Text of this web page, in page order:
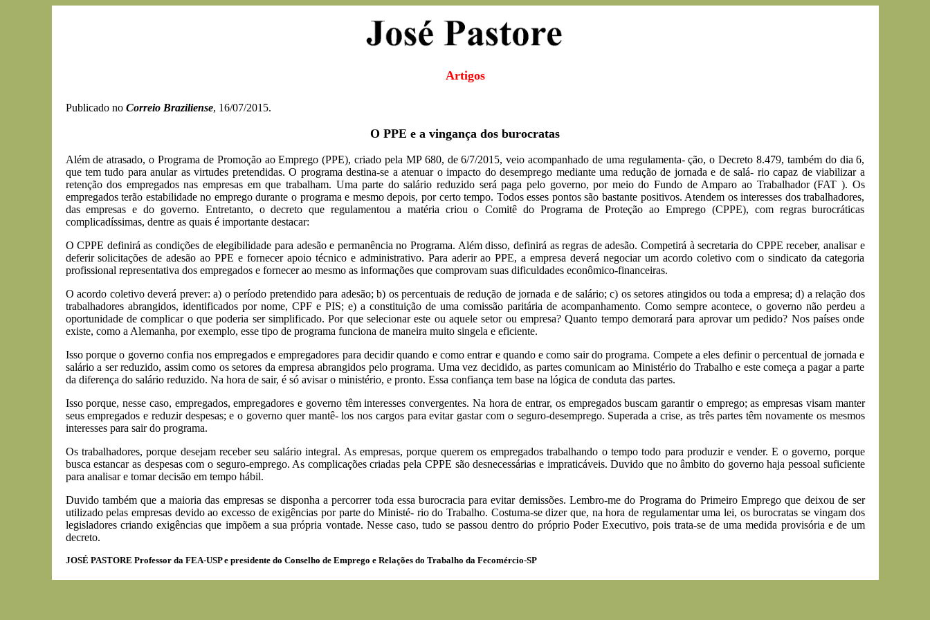
Artigos
Publicado no Correio Braziliense, 16/07/2015.
O PPE e a vingança dos burocratas
Além de atrasado, o Programa de Promoção ao Emprego (PPE), criado pela MP 680, de 6/7/2015, veio acompanhado de uma regulamenta- ção, o Decreto 8.479, também do dia 6,
que tem tudo para anular as virtudes pretendidas. O programa destina-se a atenuar o impacto do desemprego mediante uma redução de jornada e de salá- rio capaz de viabilizar a
retenção dos empregados nas empresas em que trabalham. Uma parte do salário reduzido será paga pelo governo, por meio do Fundo de Amparo ao Trabalhador (FAT ). Os
empregados terão estabilidade no emprego durante o programa e mesmo depois, por certo tempo. Todos esses pontos são bastante positivos. Atendem os interesses dos trabalhadores,
das empresas e do governo. Entretanto, o decreto que regulamentou a matéria criou o Comitê do Programa de Proteção ao Emprego (CPPE), com regras burocráticas
complicadíssimas, dentre as quais é importante destacar:
O CPPE definirá as condições de elegibilidade para adesão e permanência no Programa. Além disso, definirá as regras de adesão. Competirá à secretaria do CPPE receber, analisar e
deferir solicitações de adesão ao PPE e fornecer apoio técnico e administrativo. Para aderir ao PPE, a empresa deverá negociar um acordo coletivo com o sindicato da categoria
profissional representativa dos empregados e fornecer ao mesmo as informações que comprovam suas dificuldades econômico-financeiras.
O acordo coletivo deverá prever: a) o período pretendido para adesão; b) os percentuais de redução de jornada e de salário; c) os setores atingidos ou toda a empresa; d) a relação dos
trabalhadores abrangidos, identificados por nome, CPF e PIS; e) a constituição de uma comissão paritária de acompanhamento. Como sempre acontece, o governo não perdeu a
oportunidade de complicar o que poderia ser simplificado. Por que selecionar este ou aquele setor ou empresa? Quanto tempo demorará para aprovar um pedido? Nos países onde
existe, como a Alemanha, por exemplo, esse tipo de programa funciona de maneira muito singela e eficiente.
Isso porque o governo confia nos empregados e empregadores para decidir quando e como entrar e quando e como sair do programa. Compete a eles definir o percentual de jornada e
salário a ser reduzido, assim como os setores da empresa abrangidos pelo programa. Uma vez decidido, as partes comunicam ao Ministério do Trabalho e este começa a pagar a parte
da diferença do salário reduzido. Na hora de sair, é só avisar o ministério, e pronto. Essa confiança tem base na lógica de conduta das partes.
Isso porque, nesse caso, empregados, empregadores e governo têm interesses convergentes. Na hora de entrar, os empregados buscam garantir o emprego; as empresas visam manter
seus empregados e reduzir despesas; e o governo quer mantê- los nos cargos para evitar gastar com o seguro-desemprego. Superada a crise, as três partes têm novamente os mesmos
interesses para sair do programa.
Os trabalhadores, porque desejam receber seu salário integral. As empresas, porque querem os empregados trabalhando o tempo todo para produzir e vender. E o governo, porque
busca estancar as despesas com o seguro-emprego. As complicações criadas pela CPPE são desnecessárias e impraticáveis. Duvido que no âmbito do governo haja pessoal suficiente
para analisar e tomar decisão em tempo hábil.
Duvido também que a maioria das empresas se disponha a percorrer toda essa burocracia para evitar demissões. Lembro-me do Programa do Primeiro Emprego que deixou de ser
utilizado pelas empresas devido ao excesso de exigências por parte do Ministé- rio do Trabalho. Costuma-se dizer que, na hora de regulamentar uma lei, os burocratas se vingam dos
legisladores criando exigências que impõem a sua própria vontade. Nesse caso, tudo se passou dentro do próprio Poder Executivo, pois trata-se de uma medida provisória e de um
decreto.
JOSÉ PASTORE Professor da FEA-USP e presidente do Conselho de Emprego e Relações do Trabalho da Fecomércio-SP